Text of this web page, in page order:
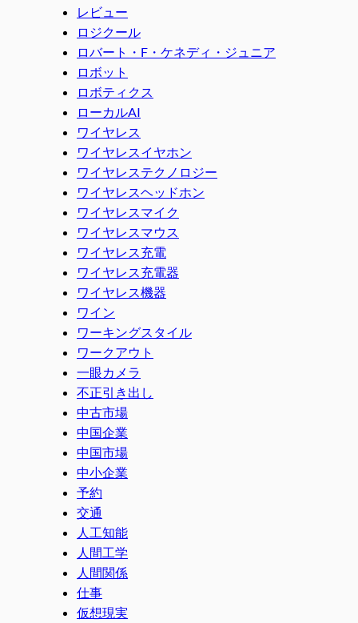
レビュー
ロジクール
ロバート・F・ケネディ・ジュニア
ロボット
ロボティクス
ローカルAI
ワイヤレス
ワイヤレスイヤホン
ワイヤレステクノロジー
ワイヤレスヘッドホン
ワイヤレスマイク
ワイヤレスマウス
ワイヤレス充電
ワイヤレス充電器
ワイヤレス機器
ワイン
ワーキングスタイル
ワークアウト
一眼カメラ
不正引き出し
中古市場
中国企業
中国市場
中小企業
予約
交通
人工知能
人間工学
人間関係
仕事
仮想現実